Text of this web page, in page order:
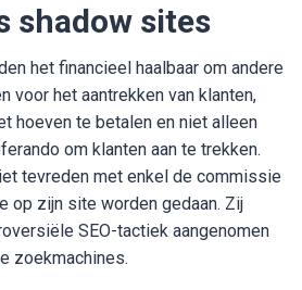
shadow sites
het financieel haalbaar om andere
voor het aantrekken van klanten,
hoeven te betalen en niet alleen
om klanten aan te trekken.
tevreden met enkel de commissie
op zijn site worden gedaan. Zij
SEO-tactiek aangenomen
zoekmachines.